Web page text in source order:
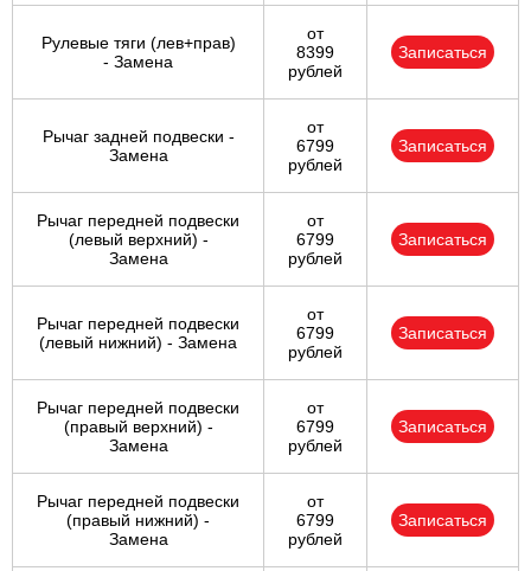
Рулевые тяги (лев+прав)
- Замена
от
8399
рублей
Записаться
Рычаг задней подвески -
Замена
от
6799
рублей
Записаться
Рычаг передней подвески
(левый верхний) -
Замена
от
6799
рублей
Записаться
Рычаг передней подвески
(левый нижний) - Замена
от
6799
рублей
Записаться
Рычаг передней подвески
(правый верхний) -
Замена
от
6799
рублей
Записаться
Рычаг передней подвески
(правый нижний) -
Замена
от
6799
рублей
Записаться